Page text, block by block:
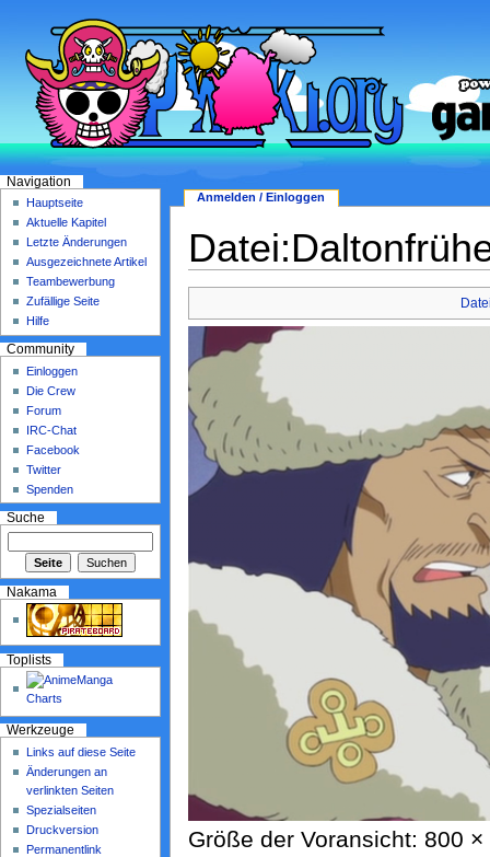
Größe der Voransicht: 800
Anmelden / Einloggen
Navigation
Hauptseite
Aktuelle Kapitel
Letzte Änderungen
Ausgezeichnete Artikel
Teambewerbung
Zufällige Seite
Hilfe
Community
Einloggen
Die Crew
Forum
IRC-Chat
Facebook
Twitter
Spenden
Suche
Nakama
Toplists
Werkzeuge
Links auf diese Seite
Änderungen an
verlinkten Seiten
Spezialseiten
Druckversion
Permanentlink